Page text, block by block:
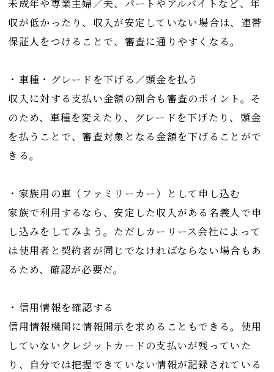
未成年や専業主婦／夫、パートやアルバイトなど、年
収が低かったり、収入が安定していない場合は、連帯
保証人をつけることで、審査に通りやすくなる。
・車種・グレードを下げる／頭金を払う
収入に対する支払い金額の割合も審査のポイント。そ
のため、車種を変えたり、グレードを下げたり、頭金
を払うことで、審査対象となる金額を下げることがで
きる。
・家族用の車（ファミリーカー）として申し込む
家族で利用するなら、安定した収入がある名義人で申
し込みをしてみよう。ただしカーリース会社によって
は使用者と契約者が同じでなければならない場合もあ
るため、確認が必要だ。
・信用情報を確認する
信用情報機関に情報開示を求めることもできる。使用
していないクレジットカードの支払いが残っていた
り、自分では把握できていない情報が記録されている